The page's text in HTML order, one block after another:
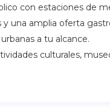
con estaciones de
y una amplia oferta
a tu alcance.
culturales,
supermercados y